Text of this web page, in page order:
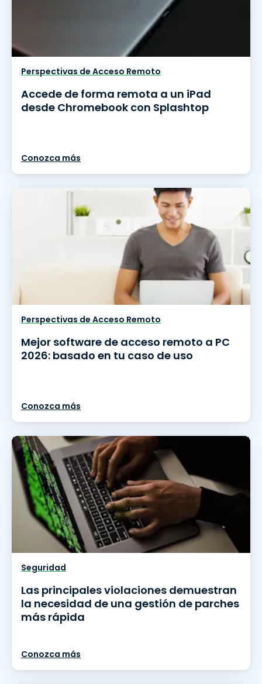
Perspectivas de Acceso Remoto
Accede de forma remota a un iPad
desde Chromebook con Splashtop
Conozca más
Perspectivas de Acceso Remoto
Mejor software de acceso remoto a PC
2026: basado en tu caso de uso
Conozca más
Seguridad
Las principales violaciones demuestran
la necesidad de una gestión de parches
más rápida
Conozca más